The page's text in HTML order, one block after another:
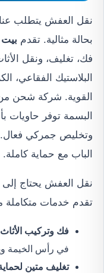
نقل العفش يتطلب
بحالة مثالية. تقدم
فك، تغليف، ونقل
البلاستيك الفقاعي،
القوية. شركة شحن
البسمة توفر حاويات
وتخليص جمركي فعال.
الباب مع حماية كاملة.
نقل العفش يحتاج إلى
تقدم خدمات متكاملة
فك وتركيب الأثاث
في رأس الخيمة
تغليف متين